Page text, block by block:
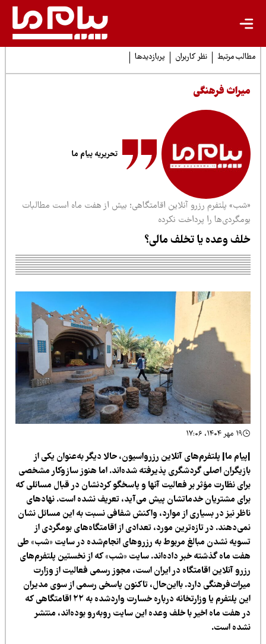
مرتبط نظر کاربران پربازدیدها
فرهنگی
تحریریه پیام ما
پلتفرم رزرو آنلاین اقامتگاهی؛ بیش از هفت ماه است مطالبات
را پرداخت نکرده
وعده یا تخلف مالی؟
ما| پلتفرم‌های آنلاین رزرواسیون، حالا دیگر به‌عنوان یکی از
اصلی گردشگری پذیرفته شده‌اند. اما هنوز سازوکار مشخصی
نظارت مؤثر بر فعالیت آنها و پاسخگو کردنشان در قبال مسائلی که
مشتریان خدماتشان پیش می‌آید، تعریف نشده است. نهادهای
نیز در بسیاری از موارد، واکنش شفافی نسبت به این مسائل نشان
در تازه‌ترین مورد، تعدادی از اقامتگاه‌های بومگردی از
نشدن مبالغ مربوط به رزروهای انجام‌شده در سایت «شب» طی
ماه گذشته خبر داده‌اند. سایت «شب» که از نخستین پلتفرم‌های
آنلاین اقامتگاه در ایران است، مجوز رسمی فعالیت از وزارت
دارد. بااین‌حال، تاکنون پاسخی رسمی از سوی مدیران
این پلتفرم یا وزارتخانه درباره خسارت واردشده به ۲۲ اقامتگاهی که
هفت ماه اخیر با خلف وعده این سایت روبه‌رو بوده‌اند، منتشر
است.